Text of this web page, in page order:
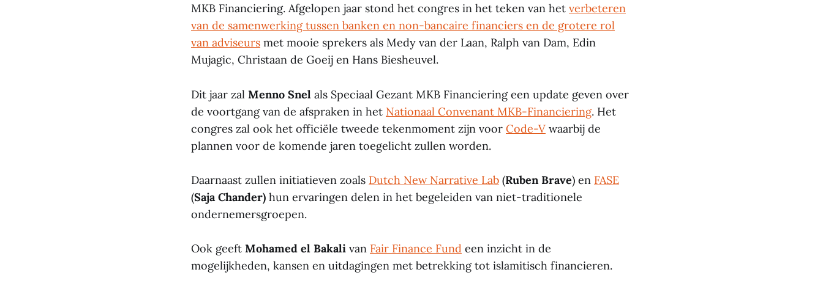
MKB Financiering. Afgelopen jaar stond het congres in het teken van het verbeteren
van de samenwerking tussen banken en non-bancaire financiers en de grotere rol
van adviseurs met mooie sprekers als Medy van der Laan, Ralph van Dam, Edin
Mujagic, Christaan de Goeij en Hans Biesheuvel.
Dit jaar zal Menno Snel als Speciaal Gezant MKB Financiering een update geven over
de voortgang van de afspraken in het Nationaal Convenant MKB-Financiering. Het
congres zal ook het officiële tweede tekenmoment zijn voor Code-V waarbij de
plannen voor de komende jaren toegelicht zullen worden.
Daarnaast zullen initiatieven zoals Dutch New Narrative Lab (Ruben Brave) en FASE
(Saja Chander) hun ervaringen delen in het begeleiden van niet-traditionele
ondernemersgroepen.
Ook geeft Mohamed el Bakali van Fair Finance Fund een inzicht in de
mogelijkheden, kansen en uitdagingen met betrekking tot islamitisch financieren.